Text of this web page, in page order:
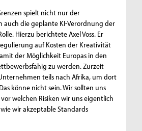
spielt nicht nur der
auch die geplante KI-Verordnung der
Hierzu berichtete Axel Voss. Er
auf Kosten der Kreativität
der Möglichkeit Europas in den
zu werden. Zurzeit
teils nach Afrika, um dort
könne nicht sein. Wir sollten uns
welchen Risiken wir uns eigentlich
wir akzeptable Standards